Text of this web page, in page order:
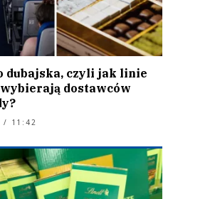
dubajska, czyli jak linie
dostawców
/ 11:42